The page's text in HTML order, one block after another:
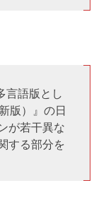
言語版とし
版）』の日
が若干異な
する部分を